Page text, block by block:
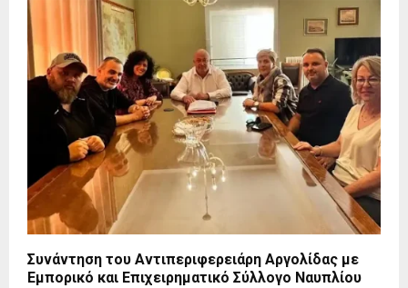
Συνάντηση του Αντιπεριφερειάρη Αργολίδας με
Εμπορικό και Επιχειρηματικό Σύλλογο Ναυπλίου